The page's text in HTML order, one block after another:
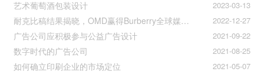
2023-03-13
艺术葡萄酒包装设计
2022-12-27
耐克比稿结果揭晓，OMD赢得Burberry全球媒介业务（转自广告狂人日报）
2021-09-22
广告公司应积极参与公益广告设计
2021-08-25
数字时代的广告公司
2021-05-07
如何确立印刷企业的市场定位